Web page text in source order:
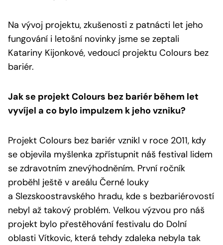
Na vývoj projektu, zkušenosti z patnácti let jeho
fungování i letošní novinky jsme se zeptali
Katariny Kijonkové, vedoucí projektu Colours bez
bariér.
Jak se projekt Colours bez bariér během let
vyvíjel a co bylo impulzem k jeho vzniku?
Projekt Colours bez bariér vznikl v roce 2011, kdy
se objevila myšlenka zpřístupnit náš festival lidem
se zdravotním znevýhodněním. První ročník
proběhl ještě v areálu Černé louky
a Slezskoostravského hradu, kde s bezbariérovostí
nebyl až takový problém. Velkou výzvou pro náš
projekt bylo přestěhování festivalu do Dolní
oblasti Vítkovic, která tehdy zdaleka nebyla tak